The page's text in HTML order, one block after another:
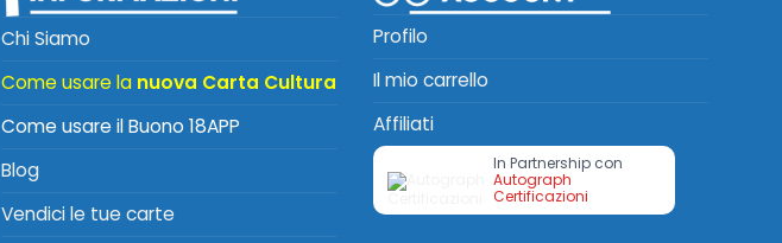
Chi Siamo
Come usare la nuova Carta Cultura
Come usare il Buono 18APP
Blog
Vendici le tue carte
Profilo
Il mio carrello
Affiliati
In Partnership con
Autograph
Certificazioni